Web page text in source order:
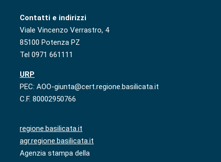
Contatti e indirizzi
Viale Vincenzo Verrastro, 4
85100 Potenza PZ
Tel 0971 661111
URP
PEC: AOO-giunta@cert.regione.basilicata.it
C.F. 80002950766
regione.basilicata.it
agr.regione.basilicata.it
Agenzia stampa della